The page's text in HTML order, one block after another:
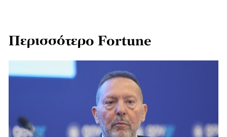
Περισσότερο Fortune